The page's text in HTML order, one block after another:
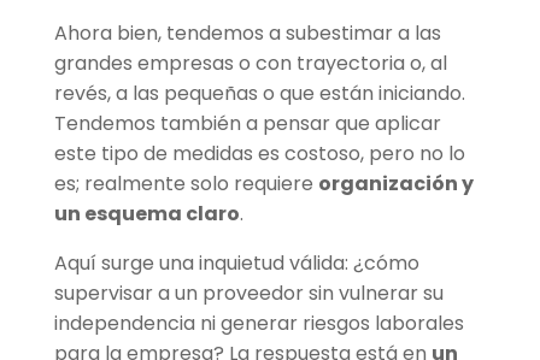
Ahora bien, tendemos a subestimar a las
grandes empresas o con trayectoria o, al
revés, a las pequeñas o que están iniciando.
Tendemos también a pensar que aplicar
este tipo de medidas es costoso, pero no lo
es; realmente solo requiere organización y
un esquema claro.
Aquí surge una inquietud válida: ¿cómo
supervisar a un proveedor sin vulnerar su
independencia ni generar riesgos laborales
para la empresa? La respuesta está en un